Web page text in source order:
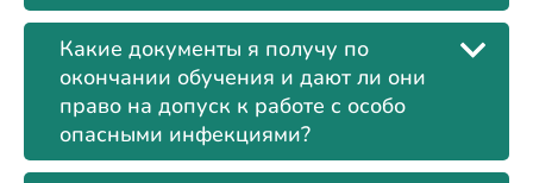
Какие документы я получу по
окончании обучения и дают ли они
право на допуск к работе с особо
опасными инфекциями?